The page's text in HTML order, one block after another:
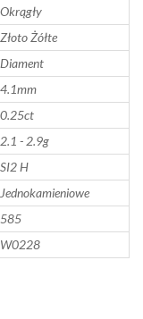
Okrągły
Złoto Żółte
Diament
4.1mm
0.25ct
2.1 - 2.9g
SI2 H
Jednokamieniowe
585
W0228